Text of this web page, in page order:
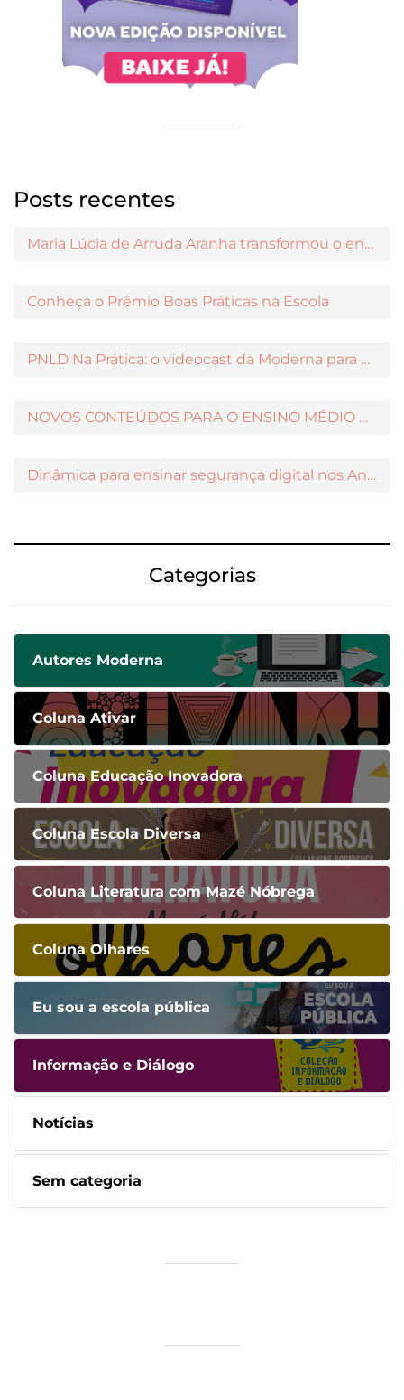
Posts recentes
Maria Lúcia de Arruda Aranha transformou o ensino de Filosofia no Brasil
Conheça o Prêmio Boas Práticas na Escola
PNLD Na Prática: o videocast da Moderna para apoiar a escolha das obras aprovadas
NOVOS CONTEÚDOS PARA O ENSINO MÉDIO DISPONÍVEIS NO MODERNAMIGOS
Dinâmica para ensinar segurança digital nos Anos Iniciais
Categorias
Autores Moderna
Coluna Ativar
Coluna Educação Inovadora
Coluna Escola Diversa
Coluna Literatura com Mazé Nóbrega
Coluna Olhares
Eu sou a escola pública
Informação e Diálogo
Notícias
Sem categoria